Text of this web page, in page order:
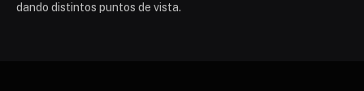
dando distintos puntos de vista.